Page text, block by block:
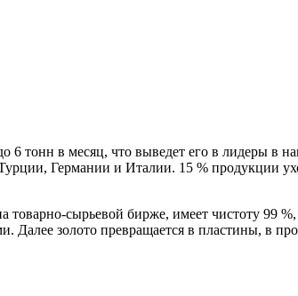
6 тонн в месяц, что выведет его в лидеры в
Германии и Италии. 15 % продукции
сырьевой бирже, имеет чистоту 99 %,
золото превращается в пластины, в